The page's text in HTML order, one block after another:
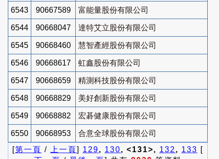
6543 90667589 富能量股份有限公司
6544 90668047 達特艾立股份有限公司
6545 90668460 慧智產經股份有限公司
6546 90668617 虹鑫股份有限公司
6547 90668659 精測科技股份有限公司
6548 90668829 美好創新股份有限公司
6549 90668882 宏碁健康股份有限公司
6550 90668953
合意全球股份有限公司
[第一頁 / 上一頁] 129, 130, <131>, 132 , 133 [